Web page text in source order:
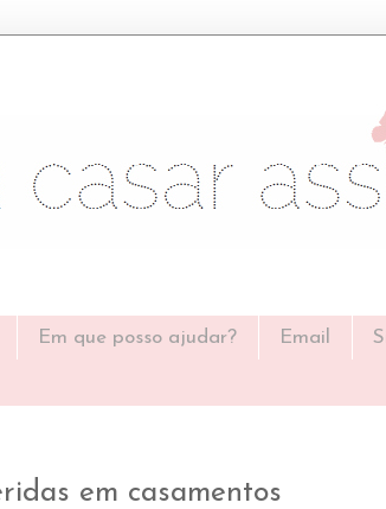
Em que posso ajudar? Email
em casamentos